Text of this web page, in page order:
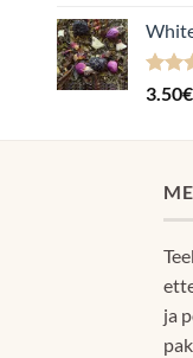
3.50€
ja